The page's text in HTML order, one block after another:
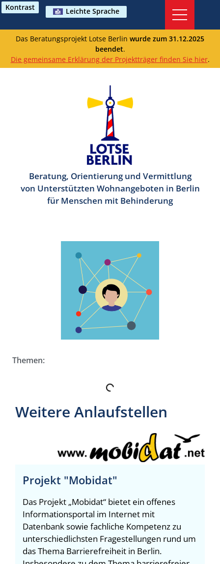
Kontrast Leichte Sprache
Das Beratungsprojekt Lotse Berlin wurde zum 31.12.2025
beendet.
Die gemeinsame Erklärung der Projektträger finden Sie hier.
Beratung, Orientierung und Vermittlung
von Unterstützten Wohnangeboten in Berlin
für Menschen mit Behinderung
Themen:
Weitere Anlaufstellen
Projekt "Mobidat"
Das Projekt „Mobidat“ bietet ein offenes
Informationsportal im Internet mit
Datenbank sowie fachliche Kompetenz zu
unterschiedlichsten Fragestellungen rund um
das Thema Barrierefreiheit in Berlin.